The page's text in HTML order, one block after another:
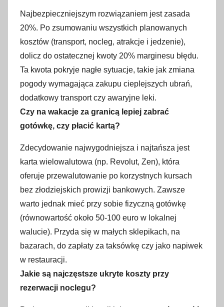
Najbezpieczniejszym rozwiązaniem jest zasada
20%. Po zsumowaniu wszystkich planowanych
kosztów (transport, nocleg, atrakcje i jedzenie),
dolicz do ostatecznej kwoty 20% marginesu błędu.
Ta kwota pokryje nagłe sytuacje, takie jak zmiana
pogody wymagająca zakupu cieplejszych ubrań,
dodatkowy transport czy awaryjne leki.
Czy na wakacje za granicą lepiej zabrać
gotówkę, czy płacić kartą?
Zdecydowanie najwygodniejsza i najtańsza jest
karta wielowalutowa (np. Revolut, Zen), która
oferuje przewalutowanie po korzystnych kursach
bez złodziejskich prowizji bankowych. Zawsze
warto jednak mieć przy sobie fizyczną gotówkę
(równowartość około 50-100 euro w lokalnej
walucie). Przyda się w małych sklepikach, na
bazarach, do zapłaty za taksówkę czy jako napiwek
w restauracji.
Jakie są najczęstsze ukryte koszty przy
rezerwacji noclegu?